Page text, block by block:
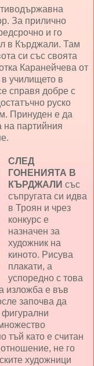
За прилично
и го
в Кърджали. Там
си със своята
Каранейчева от
училището в
справя добре с
руско
Принуден е да
на партийния
СЛЕД
ГОНЕНИЯТА В
КЪРДЖАЛИ със
съпругата си идва
в Троян и чрез
конкурс е
назначен за
художник на
киното. Рисува
плакати, а
успоредно с това
изложба е във
започва да
фигурални
тъй като е считан
не го
художници